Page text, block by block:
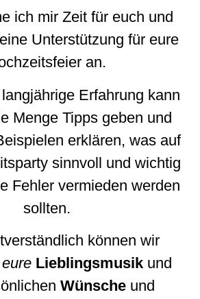
ich mir Zeit für euch und
Unterstützung für eure
an.
Erfahrung kann
Menge Tipps geben und
erklären, was auf
sinnvoll und wichtig
Fehler vermieden werden
sollten.
können wir
eure Lieblingsmusik und
Wünsche und